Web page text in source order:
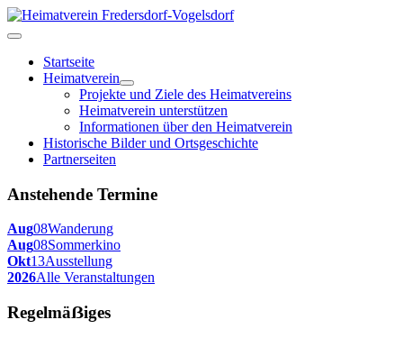
Startseite
Heimatverein
Projekte und Ziele des Heimatvereins
Heimatverein unterstützen
Informationen über den Heimatverein
Historische Bilder und Ortsgeschichte
Partnerseiten
Anstehende Termine
Aug08Wanderung
Aug08Sommerkino
Okt13Ausstellung
2026Alle Veranstaltungen
Regelmäẞiges